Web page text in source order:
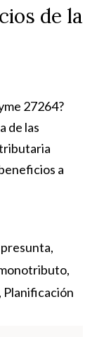
de la
27264?
de las
a
,
,
, Planificación